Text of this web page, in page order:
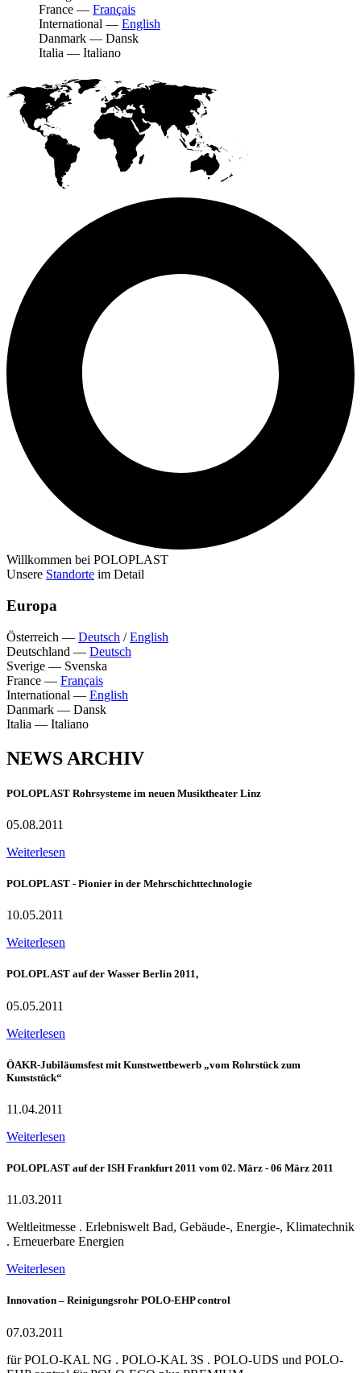
France — Français
International — English
Danmark — Dansk
Italia — Italiano
Willkommen bei POLOPLAST
Unsere Standorte im Detail
Europa
Österreich — Deutsch /English
Deutschland — Deutsch
Sverige — Svenska
France — Français
International — English
Danmark — Dansk
Italia — Italiano
NEWS ARCHIV
POLOPLAST Rohrsysteme im neuen Musiktheater Linz
05.08.2011
Weiterlesen
POLOPLAST - Pionier in der Mehrschichttechnologie
10.05.2011
Weiterlesen
POLOPLAST auf der Wasser Berlin 2011,
05.05.2011
Weiterlesen
ÖAKR-Jubiläumsfest mit Kunstwettbewerb „vom Rohrstück zum
Kunststück“
11.04.2011
Weiterlesen
POLOPLAST auf der ISH Frankfurt 2011 vom 02. März - 06 März 2011
11.03.2011
Weltleitmesse . Erlebniswelt Bad, Gebäude-, Energie-, Klimatechnik
. Erneuerbare Energien
Weiterlesen
Innovation – Reinigungsrohr POLO-EHP control
07.03.2011
für POLO-KAL NG . POLO-KAL 3S . POLO-UDS und POLO-